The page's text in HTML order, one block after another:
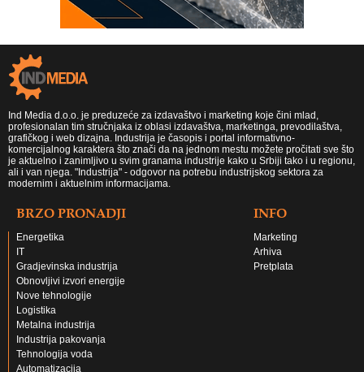
Ind Media d.o.o. je preduzeće za izdavaštvo i marketing koje čini mlad,
profesionalan tim stručnjaka iz oblasi izdavaštva, marketinga, prevodilaštva,
grafičkog i web dizajna. Industrija je časopis i portal informativno-
komercijalnog karaktera što znači da na jednom mestu možete pročitati sve što
je aktuelno i zanimljivo u svim granama industrije kako u Srbiji tako i u regionu,
ali i van njega. "Industrija" - odgovor na potrebu industrijskog sektora za
modernim i aktuelnim informacijama.
BRZO PRONADJI
Energetika
IT
Gradjevinska industrija
Obnovljivi izvori energije
Nove tehnologije
Logistika
Metalna industrija
Industrija pakovanja
Tehnologija voda
Automatizacija
INFO
Marketing
Arhiva
Pretplata